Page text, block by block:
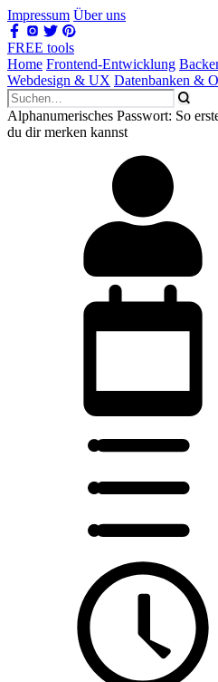
Impressum Über uns
FREE tools
Home Frontend-Entwicklung
Webdesign & UX Datenbanken &
Alphanumerisches Passwort: So
du dir merken kannst